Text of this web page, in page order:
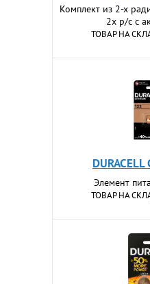
Комплект из 2-х
2х р/с с
ТОВАР НА
Элемент
ТОВАР НА